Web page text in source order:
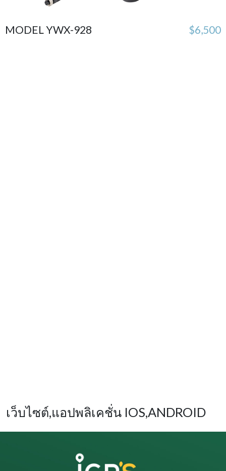
MODEL YWX-928 $6,500
เว็บไซต์,แอปพลิเคชั่น IOS,ANDROID